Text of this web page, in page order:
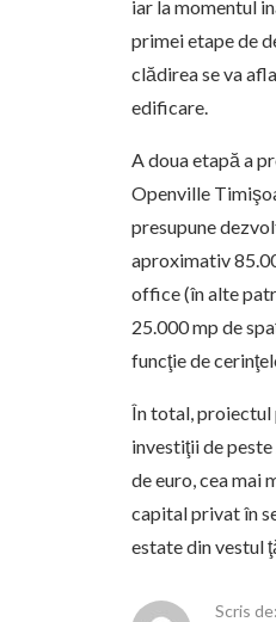
iar la momentul
primei etape de
clădirea se va
edificare.
A doua etapă a
Openville
presupune
aproximativ
office (în alte
25.000 mp de
funcţie de
În total, proiectul
investiţii de
de euro, cea mai
capital privat în
estate din vestul
Scris de: